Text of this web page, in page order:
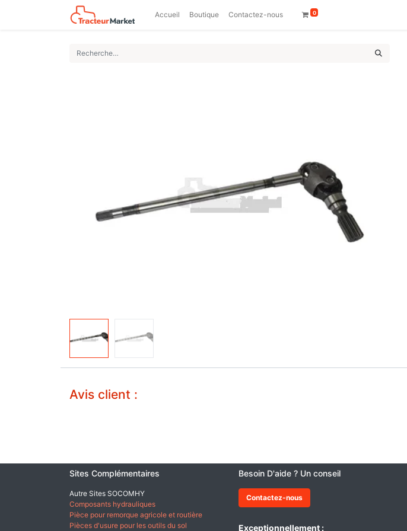
Accueil Boutique Contactez-nous 0
Avis client :
Sites Complémentaires
Autre Sites SOCOMHY
Composants hydrauliques
Pièce pour remorque agricole et routière
Pièces d'usure pour les outils du sol
Besoin D'aide ? Un conseil
Contactez-nous
Exceptionnellement :